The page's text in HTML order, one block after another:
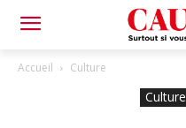
Accueil Culture
Culture